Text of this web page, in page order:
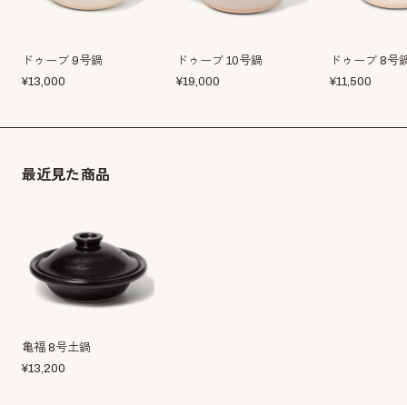
ドゥーブ 9号鍋
¥13,000
ドゥーブ 10号鍋
¥19,000
ドゥーブ 8号
¥11,500
最近見た商品
亀福 8号土鍋
¥13,200